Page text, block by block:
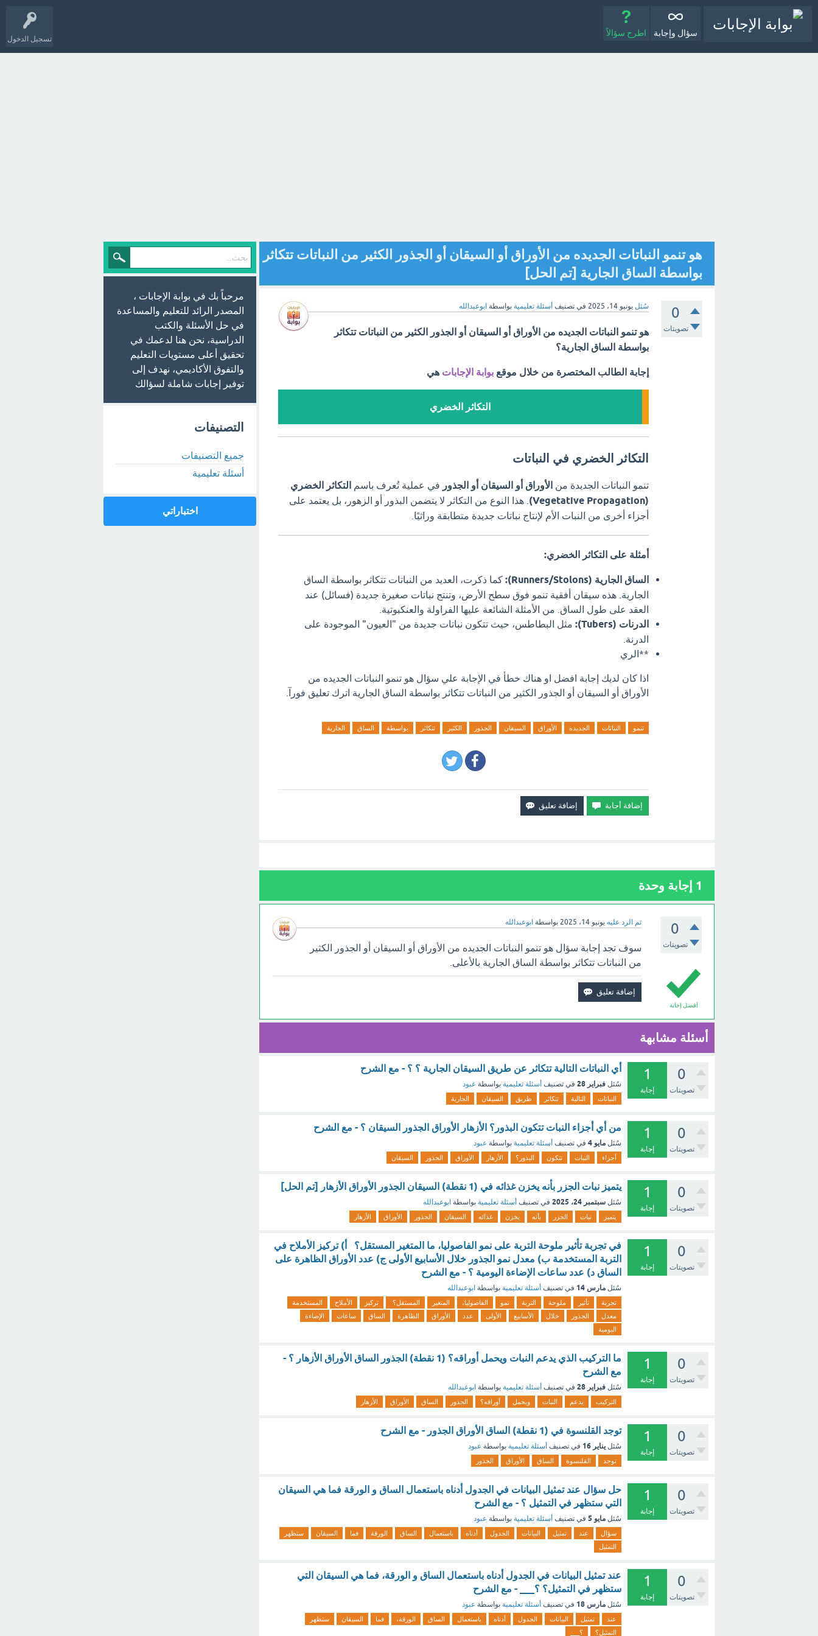
تسجيل الدخول
سؤال وإجابة اطرح سؤالاً
هو تنمو النباتات الجديده من الأوراق أو السيقان أو الجذور الكثير من النباتات تتكاثر
بواسطة الساق الجارية [تم الحل]
0
تصويتات
سُئل يونيو 14، 2025 في تصنيف أسئلة تعليمية بواسطة ابوعبدالله
هو تنمو النباتات الجديده من الأوراق أو السيقان أو الجذور الكثير من النباتات تتكاثر
بواسطة الساق الجارية؟
إجابة الطالب المختصرة من خلال موقع بوابة الإجابات هي
التكاثر الخضري
التكاثر الخضري في النباتات
تنمو النباتات الجديدة من الأوراق أو السيقان أو الجذور في عملية تُعرف باسم التكاثر الخضري
(Vegetative Propagation)
هذا النوع من التكاثر لا يتضمن البذور أو الزهور، بل يعتمد على
أجزاء أخرى من النبات الأم لإنتاج نباتات جديدة متطابقة وراثيًا.
أمثلة على التكاثر الخضري:
الساق الجارية (Runners/Stolons):
كما ذكرت، العديد من النباتات تتكاثر بواسطة الساق
الجارية. هذه سيقان أفقية تنمو فوق سطح الأرض، وتنتج نباتات صغيرة جديدة (فسائل) عند
العقد على طول الساق. من الأمثلة الشائعة عليها الفراولة والعنكبوتية.
الدرنات (Tubers):
مثل البطاطس، حيث تتكون نباتات جديدة من "العيون" الموجودة على
الدرنة.
**الري
اذا كان لديك إجابة افضل او هناك خطأ في الإجابة علي سؤال هو تنمو النباتات الجديده من
الأوراق أو السيقان أو الجذور الكثير من النباتات تتكاثر بواسطة الساق الجارية اترك تعليق فورآ.
تنمو النباتات الجديده الأوراق السيقان الجذور الكثير تتكاثر بواسطة الساق الجارية
1 إجابة وحدة
0
تصويتات
تم الرد عليه يونيو 14، 2025 بواسطة ابوعبدالله
أفضل إجابة
سوف تجد إجابة سؤال هو تنمو النباتات الجديده من الأوراق أو السيقان أو الجذور الكثير
من النباتات تتكاثر بواسطة الساق الجارية بالأعلى.
أسئلة مشابهة
0
تصويتات
1
إجابة
أي النباتات التالية تتكاثر عن طريق السيقان الجارية ؟ ؟ - مع الشرح
سُئل فبراير 28 في تصنيف أسئلة تعليمية بواسطة عبود
النباتات التالية تتكاثر طريق السيقان الجارية
0
تصويتات
1
إجابة
من أي أجزاء النبات تتكون البذور؟ الأزهار الأوراق الجذور السيقان ؟ - مع الشرح
سُئل مايو 4 في تصنيف أسئلة تعليمية بواسطة عبود
أجزاء النبات تتكون البذور؟ الأزهار الأوراق الجذور السيقان
0
تصويتات
1
إجابة
يتميز نبات الجزر بأنه يخزن غذائه في (1 نقطة) السيقان الجذور الأوراق الأزهار [تم الحل]
سُئل سبتمبر 24، 2025 في تصنيف أسئلة تعليمية بواسطة ابوعبدالله
يتميز نبات الجزر بأنه يخزن غذائه السيقان الجذور الأوراق الأزهار
0
تصويتات
1
إجابة
في تجربة تأثير ملوحة التربة على نمو الفاصوليا، ما المتغير المستقل؟ أ) تركيز الأملاح في
التربة المستخدمة ب) معدل نمو الجذور خلال الأسابيع الأولى ج) عدد الأوراق الظاهرة على
الساق د) عدد ساعات الإضاءة اليومية ؟ - مع الشرح
سُئل مارس 14 في تصنيف أسئلة تعليمية بواسطة ابوعبدالله
تجربة تأثير ملوحة التربة نمو الفاصوليا، المتغير المستقل؟ تركيز الأملاح
المستخدمة
معدل
الجذور خلال الأسابيع الأولى عدد الأوراق الظاهرة الساق ساعات
الإضاءة
اليومية
0
تصويتات
1
إجابة
ما التركيب الذي يدعم النبات ويحمل أوراقه؟ (1 نقطة) الجذور الساق الأوراق الأزهار ؟ -
مع الشرح
سُئل فبراير 28 في تصنيف أسئلة تعليمية بواسطة ابوعبدالله
التركيب يدعم النبات ويحمل أوراقه؟ الجذور الساق الأوراق الأزهار
0
تصويتات
1
إجابة
توجد القلنسوة في (1 نقطة) الساق الأوراق الجذور - مع الشرح
سُئل يناير 16 في تصنيف أسئلة تعليمية بواسطة عبود
توجد القلنسوة الساق الأوراق الجذور
0
تصويتات
1
إجابة
حل سؤال عند تمثيل البيانات في الجدول أدناه باستعمال الساق و الورقة فما هي السيقان
التي ستظهر في التمثيل ؟ - مع الشرح
سُئل مايو 5 في تصنيف أسئلة تعليمية بواسطة عبود
سؤال عند تمثيل البيانات الجدول أدناه باستعمال الساق الورقة فما السيقان
ستظهر
التمثيل
0
تصويتات
1
إجابة
عند تمثيل البيانات في الجدول أدناه باستعمال الساق و الورقة، فما هي السيقان التي
ستظهر في التمثيل؟ ؟___ - مع الشرح
سُئل مارس 18 في تصنيف أسئلة تعليمية بواسطة عبود
عند تمثيل البيانات الجدول أدناه باستعمال الساق الورقة، فما السيقان
ستظهر
التمثيل؟
؟___
مرحباً بك في بوابة الإجابات ،
المصدر الرائد للتعليم والمساعدة
في حل الأسئلة والكتب
الدراسية، نحن هنا لدعمك في
تحقيق أعلى مستويات التعليم
والتفوق الأكاديمي، نهدف إلى
توفير إجابات شاملة لسؤالك
التصنيفات
جميع التصنيفات
أسئلة تعليمية
اختباراتي